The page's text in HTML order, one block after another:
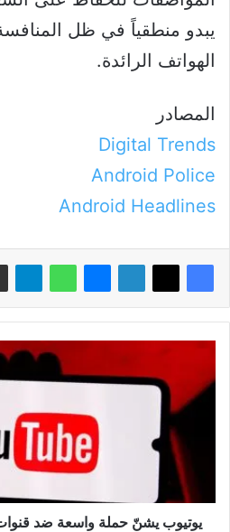
يبدو منطقياً في ظل
الهواتف الرائدة.
المصادر
Digital Trends
Android Police
Android Headlines
يشنّ
حملة
واسعة
المحتوى
الرديء
المُنشأ
بالذكاء
يوتيوب يشنّ حملة واسعة ضد